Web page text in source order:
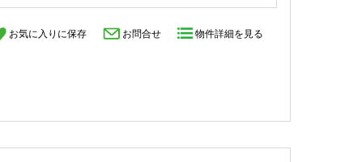
お気に入りに保存 お問合せ 物件詳細を見る